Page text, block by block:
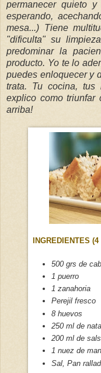
permanecer quieto
esperando,
mesa...) Tiene
"dificulta" su
predominar la
producto. Yo te lo
puedes enloquecer y
trata. Tu cocina, tus
explico como triunfar
arriba!
INGREDIENTES
500 grs de
1 puerro
1 zanahoria
Perejil fresco
8 huevos
250 ml de nata
200 ml de
1 nuez de
Sal, Pan